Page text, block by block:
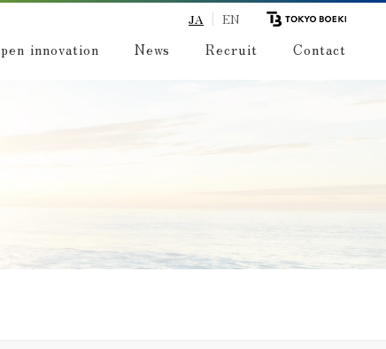
Open innovation News Recruit Contact
JA EN